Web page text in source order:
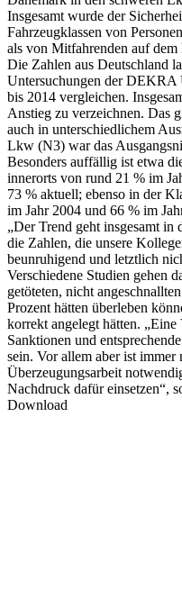
Insgesamt wurde der
Fahrzeugklassen von
als von Mitfahrenden auf dem
Die Zahlen aus Deutschland
Untersuchungen der DEKRA
bis 2014 vergleichen.
Anstieg zu verzeichnen. Das
auch in unterschiedlichem
Lkw (N3) war das
Besonders auffällig ist etwa
innerorts von rund 21 % im
73 % aktuell; ebenso in der
im Jahr 2004 und 66 % im
„Der Trend geht insgesamt
die Zahlen, die unsere
beunruhigend und letztlich
Verschiedene Studien gehen
getöteten, nicht
Prozent hätten überleben
korrekt angelegt hätten.
Sanktionen und
sein. Vor allem aber ist
Überzeugungsarbeit
Nachdruck dafür einsetzen“,
Download